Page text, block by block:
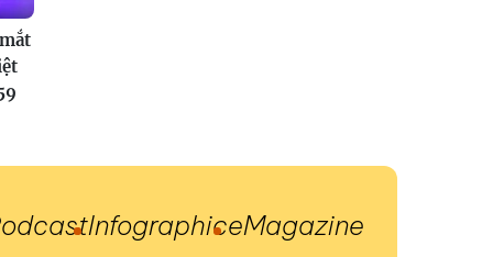
InfographiceMagazine